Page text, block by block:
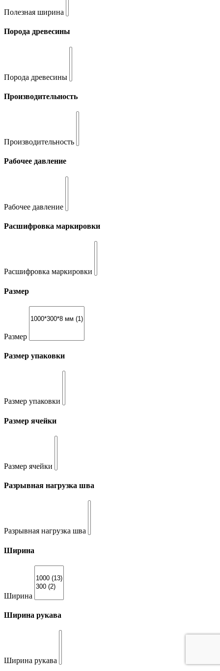
Полезная ширина
Порода древесины
Порода древесины
Производительность
Производительность
Рабочее давление
Рабочее давление
Расшифровка маркировки
Расшифровка маркировки
Размер
Размер
Размер упаковки
Размер упаковки
Размер ячейки
Размер ячейки
Разрывная нагрузка шва
Разрывная нагрузка шва
Ширина
Ширина
Ширина рукава
Ширина рукава